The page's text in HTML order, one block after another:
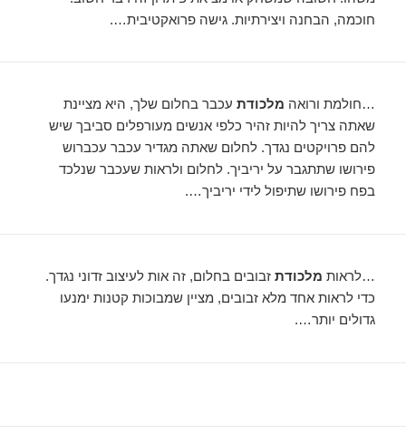
חוכמה, הבחנה ויצירתיות. גישה פרואקטיבית….
…חולמת ורואה מלכודת עכבר בחלום שלך, היא מציינת
שאתה צריך להיות זהיר כלפי אנשים מעורפלים סביבך שיש
להם פרויקטים נגדך. לחלום שאתה מגדיר עכבר עכברוש
פירושו שתתגבר על יריביך. לחלום ולראות שעכבר שנלכד
בפח פירושו שתיפול לידי יריביך….
…לראות מלכודת זבובים בחלום, זה אות לעיצוב זדוני נגדך.
כדי לראות אחד מלא זבובים, מציין שמבוכות קטנות ימנעו
גדולים יותר….